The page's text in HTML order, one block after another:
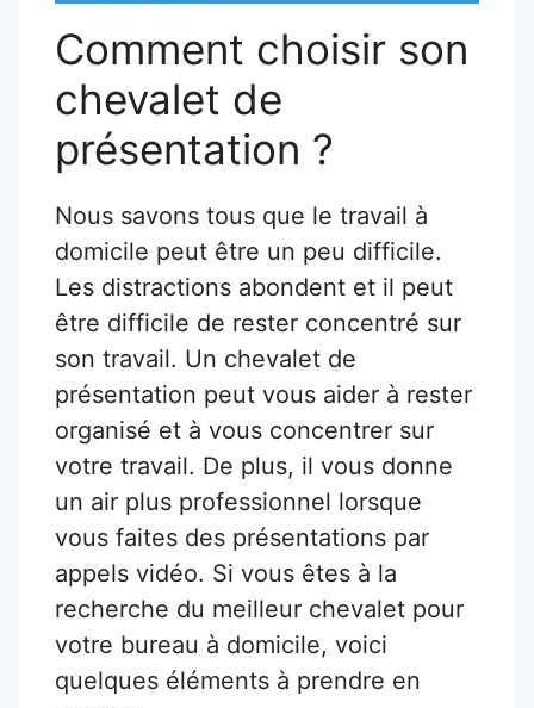
Comment choisir son
chevalet de
présentation ?
Nous savons tous que le travail à
domicile peut être un peu difficile.
Les distractions abondent et il peut
être difficile de rester concentré sur
son travail. Un chevalet de
présentation peut vous aider à rester
organisé et à vous concentrer sur
votre travail. De plus, il vous donne
un air plus professionnel lorsque
vous faites des présentations par
appels vidéo. Si vous êtes à la
recherche du meilleur chevalet pour
votre bureau à domicile, voici
quelques éléments à prendre en